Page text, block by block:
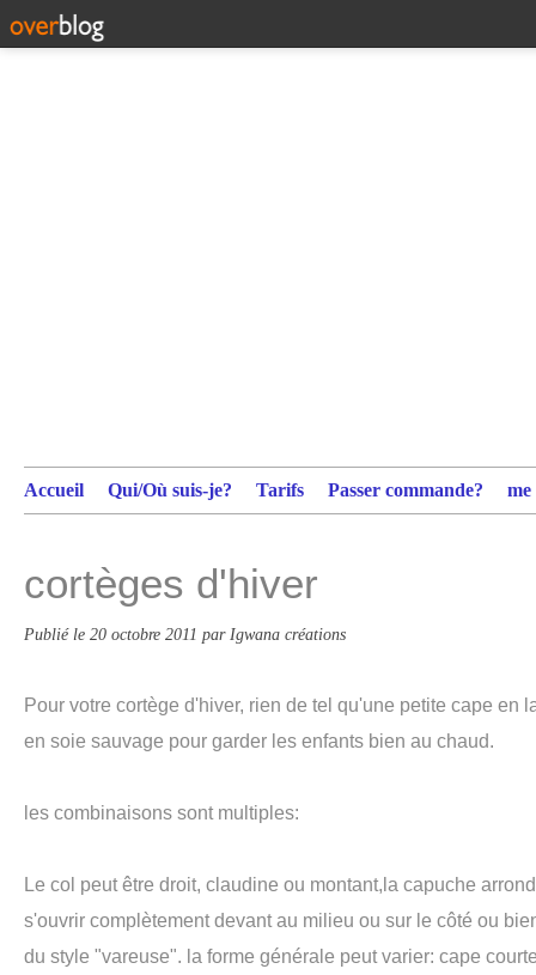
Accueil Qui/Où suis-je? Tarifs Passer commande?
cortèges d'hiver
Publié le 20 octobre 2011 par Igwana créations
Pour votre cortège d'hiver, rien de tel qu'une petite cape en
en soie sauvage pour garder les enfants bien au chaud.
les combinaisons sont multiples:
Le col peut être droit, claudine ou montant,la capuche
s'ouvrir complètement devant au milieu ou sur le côté ou
du style "vareuse". la forme générale peut varier: cape